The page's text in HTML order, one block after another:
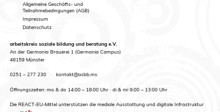
Allgemeine Geschäfts- und
Teilnahmebedingungen (AGB)
Impressum
Datenschutz
arbeitskreis soziale bildung und beratung e.V.
An der Germania Brauerei 1 (Germania Campus)
48159 Münster
0251 – 277 230 · kontakt@asbb.ms
Öffnungszeiten: mo & do 14:00 – 18:00 Uhr · di & mi 9:00 – 13:00 Uhr
Die REACT-EU-Mittel unterstützen die mediale Ausstattung und digitale Infrastruktur